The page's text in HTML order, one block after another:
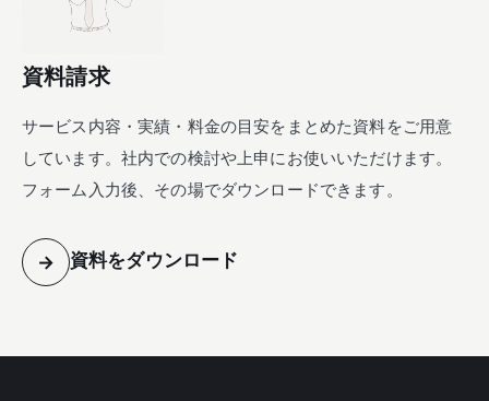
資料請求
サービス内容・実績・料金の目安をまとめた資料をご用意
しています。社内での検討や上申にお使いいただけます。
フォーム入力後、その場でダウンロードできます。
→ 資料をダウンロード